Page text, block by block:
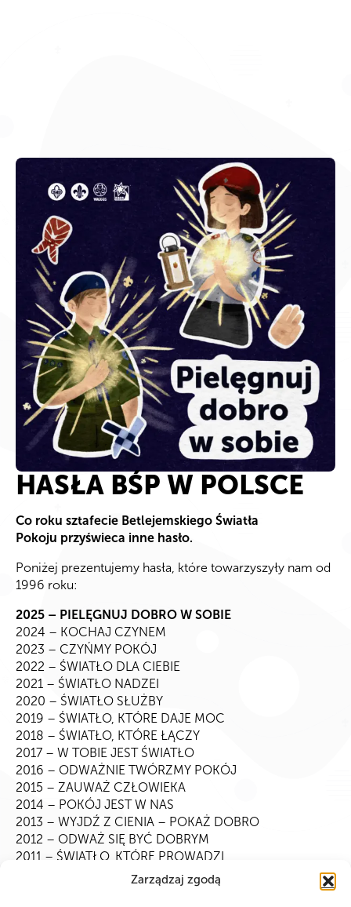
Zarządzaj zgodą
HASŁA BŚP W POLSCE
Co roku sztafecie Betlejemskiego Światła
Pokoju przyświeca inne hasło.
Poniżej prezentujemy hasła, które towarzyszyły nam od
1996 roku:
2025 – PIELĘGNUJ DOBRO W SOBIE
2024 – KOCHAJ CZYNEM
2023 – CZYŃMY POKÓJ
2022 – ŚWIATŁO DLA CIEBIE
2021 – ŚWIATŁO NADZEI
2020 – ŚWIATŁO SŁUŻBY
2019 – ŚWIATŁO, KTÓRE DAJE MOC
2018 – ŚWIATŁO, KTÓRE ŁĄCZY
2017 – W TOBIE JEST ŚWIATŁO
2016 – ODWAŻNIE TWÓRZMY POKÓJ
2015 – ZAUWAŻ CZŁOWIEKA
2014 – POKÓJ JEST W NAS
2013 – WYJDŹ Z CIENIA – POKAŻ DOBRO
2012 – ODWAŻ SIĘ BYĆ DOBRYM
2011 – ŚWIATŁO, KTÓRE PROWADZI
2010 – KU PRZYSZŁOŚCI
2009 – WSZYSCY RODZIMY SIĘ DO SŁUŻBY